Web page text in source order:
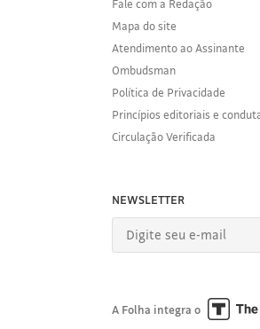
Fale com a Redação
Mapa do site
Atendimento ao Assinante
Ombudsman
Política de Privacidade
Princípios editoriais e
Circulação Verificada
NEWSLETTER
A Folha integra o